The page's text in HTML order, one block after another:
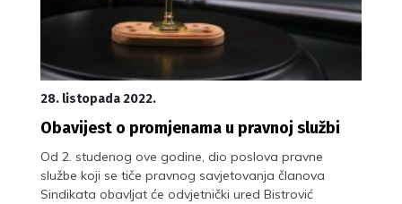
28. listopada 2022.
Obavijest o promjenama u pravnoj službi
Od 2. studenog ove godine, dio poslova pravne
službe koji se tiče pravnog savjetovanja članova
Sindikata obavljat će odvjetnički ured Bistrović